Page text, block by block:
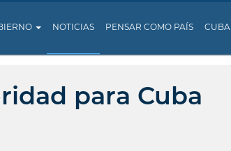
NOTICIAS PENSAR COMO PAÍS CUBA
para Cuba